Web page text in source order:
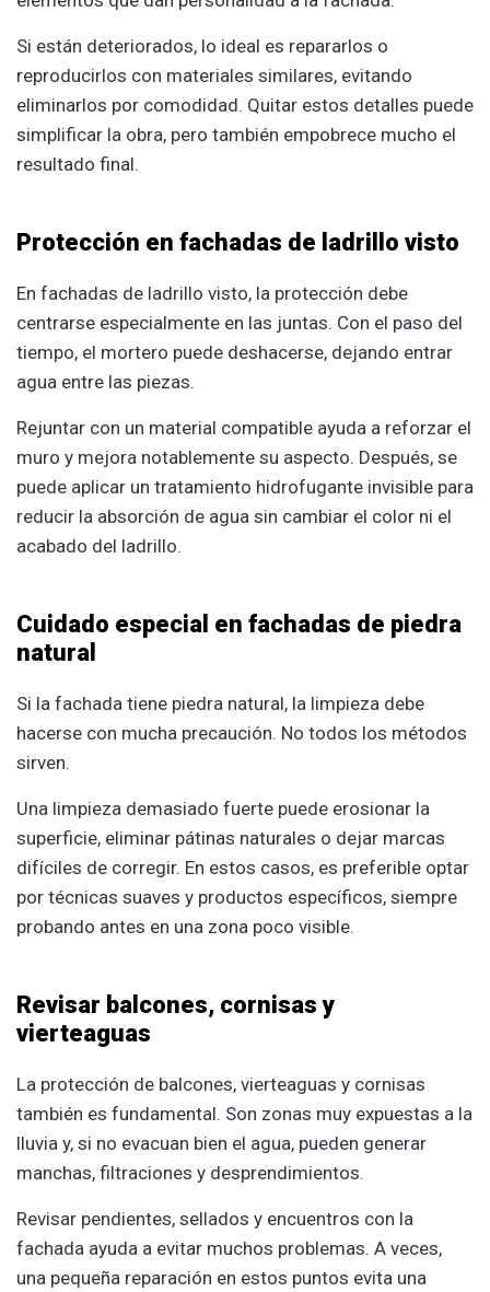
Si están deteriorados, lo ideal es repararlos o
reproducirlos con materiales similares, evitando
eliminarlos por comodidad. Quitar estos detalles puede
simplificar la obra, pero también empobrece mucho el
resultado final.
Protección en fachadas de ladrillo visto
En fachadas de ladrillo visto, la protección debe
centrarse especialmente en las juntas. Con el paso del
tiempo, el mortero puede deshacerse, dejando entrar
agua entre las piezas.
Rejuntar con un material compatible ayuda a reforzar el
muro y mejora notablemente su aspecto. Después, se
puede aplicar un tratamiento hidrofugante invisible para
reducir la absorción de agua sin cambiar el color ni el
acabado del ladrillo.
Cuidado especial en fachadas de piedra
natural
Si la fachada tiene piedra natural, la limpieza debe
hacerse con mucha precaución. No todos los métodos
sirven.
Una limpieza demasiado fuerte puede erosionar la
superficie, eliminar pátinas naturales o dejar marcas
difíciles de corregir. En estos casos, es preferible optar
por técnicas suaves y productos específicos, siempre
probando antes en una zona poco visible.
Revisar balcones, cornisas y
vierteaguas
La protección de balcones, vierteaguas y cornisas
también es fundamental. Son zonas muy expuestas a la
lluvia y, si no evacuan bien el agua, pueden generar
manchas, filtraciones y desprendimientos.
Revisar pendientes, sellados y encuentros con la
fachada ayuda a evitar muchos problemas. A veces,
una pequeña reparación en estos puntos evita una